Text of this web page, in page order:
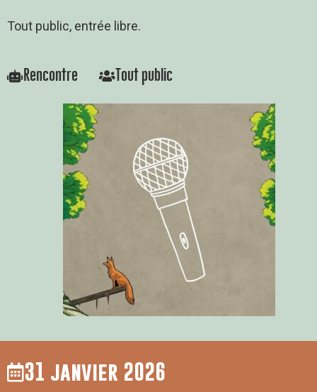
Tout public, entrée libre.
Rencontre Tout public
31 janvier 2026